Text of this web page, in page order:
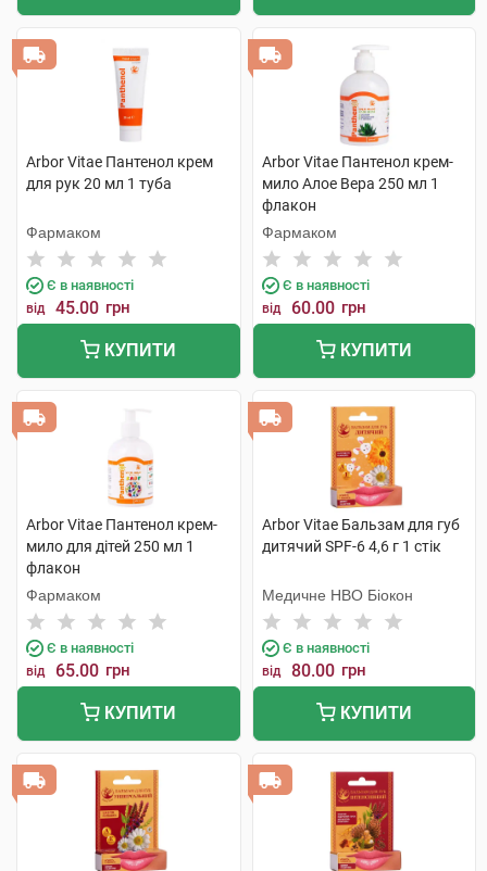
Arbor Vitae Пантенол крем
для рук 20 мл 1 туба
Фармаком
Є в наявності
від 45.00 грн
КУПИТИ
Arbor Vitae Пантенол крем-
мило Алое Вера 250 мл 1
флакон
Фармаком
Є в наявності
від 60.00 грн
КУПИТИ
Arbor Vitae Пантенол крем-
мило для дітей 250 мл 1
флакон
Фармаком
Є в наявності
від 65.00 грн
КУПИТИ
Arbor Vitae Бальзам для губ
дитячий SPF-6 4,6 г 1 стік
Медичне НВО Біокон
Є в наявності
від 80.00 грн
КУПИТИ